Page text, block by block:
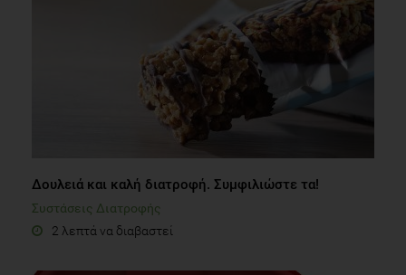
Δουλειά και καλή διατροφή. Συμφιλιώστε τα!
Συστάσεις Διατροφής
2 λεπτά να διαβαστεί